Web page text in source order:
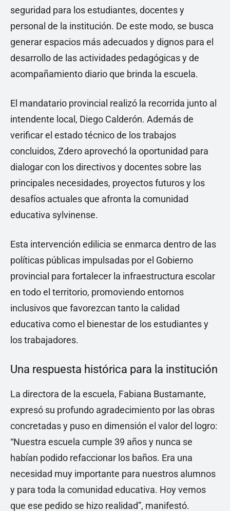
seguridad para los estudiantes, docentes y
personal de la institución. De este modo, se busca
generar espacios más adecuados y dignos para el
desarrollo de las actividades pedagógicas y de
acompañamiento diario que brinda la escuela.
El mandatario provincial realizó la recorrida junto al
intendente local, Diego Calderón. Además de
verificar el estado técnico de los trabajos
concluidos, Zdero aprovechó la oportunidad para
dialogar con los directivos y docentes sobre las
principales necesidades, proyectos futuros y los
desafíos actuales que afronta la comunidad
educativa sylvinense.
Esta intervención edilicia se enmarca dentro de las
políticas públicas impulsadas por el Gobierno
provincial para fortalecer la infraestructura escolar
en todo el territorio, promoviendo entornos
inclusivos que favorezcan tanto la calidad
educativa como el bienestar de los estudiantes y
los trabajadores.
Una respuesta histórica para la institución
La directora de la escuela, Fabiana Bustamante,
expresó su profundo agradecimiento por las obras
concretadas y puso en dimensión el valor del logro:
“Nuestra escuela cumple 39 años y nunca se
habían podido refaccionar los baños. Era una
necesidad muy importante para nuestros alumnos
y para toda la comunidad educativa. Hoy vemos
que ese pedido se hizo realidad”, manifestó.